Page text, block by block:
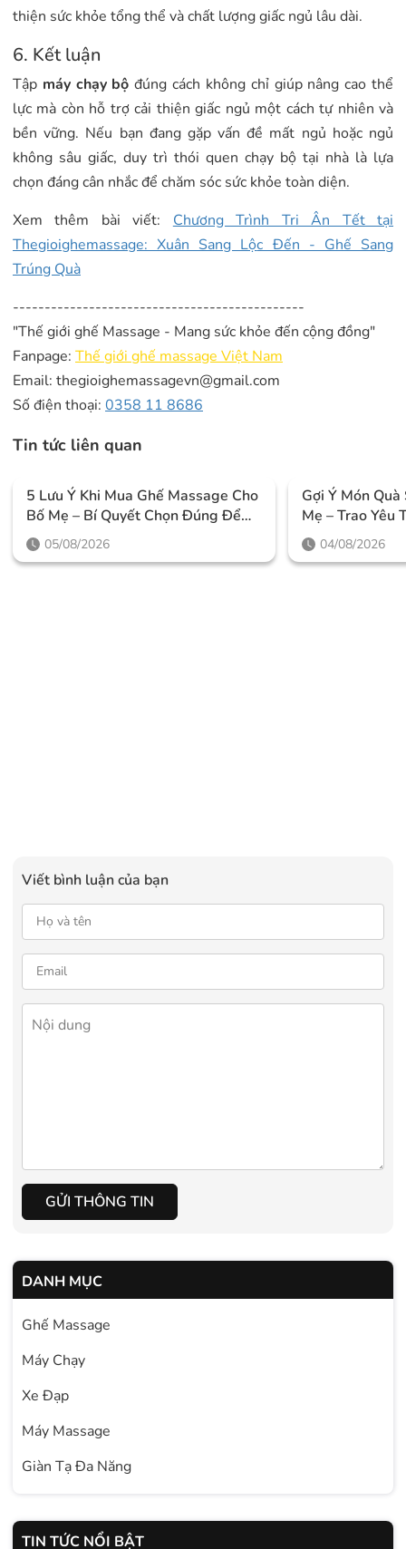
thiện sức khỏe tổng thể và chất lượng giấc ngủ lâu dài.
6. Kết luận
Tập máy chạy bộ đúng cách không chỉ giúp nâng cao thể
lực mà còn hỗ trợ cải thiện giấc ngủ một cách tự nhiên và
bền vững. Nếu bạn đang gặp vấn đề mất ngủ hoặc ngủ
không sâu giấc, duy trì thói quen chạy bộ tại nhà là lựa
chọn đáng cân nhắc để chăm sóc sức khỏe toàn diện.
Xem thêm bài viết: Chương Trình Tri Ân Tết tại
Thegioighemassage: Xuân Sang Lộc Đến - Ghế Sang
Trúng Quà
----------------------------------------------
"Thế giới ghế Massage - Mang sức khỏe đến cộng đồng"
Fanpage: Thế giới ghế massage Việt Nam
Email: thegioighemassagevn@gmail.com
Số điện thoại: 0358 11 8686
Tin tức liên quan
5 Lưu Ý Khi Mua Ghế Massage Cho
Bố Mẹ – Bí Quyết Chọn Đúng Để
Chăm Sóc Sức Khỏe Lâu Dài
05/08/2026
Gợi Ý Món Quà
Mẹ – Trao Yêu
Quan Tâm
04/08/2026
Viết bình luận của bạn
GỬI THÔNG TIN
DANH MỤC
Ghế Massage
Máy Chạy
Xe Đạp
Máy Massage
Giàn Tạ Đa Năng
TIN TỨC NỔI BẬT